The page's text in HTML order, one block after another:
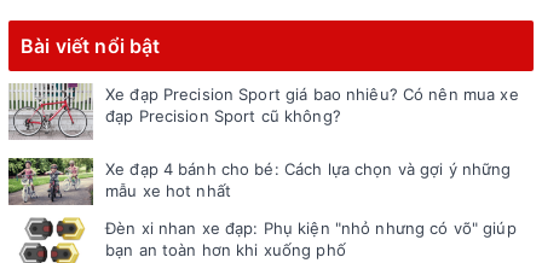
Bài viết nổi bật
Xe đạp Precision Sport giá bao nhiêu? Có nên mua xe
đạp Precision Sport cũ không?
Xe đạp 4 bánh cho bé: Cách lựa chọn và gợi ý những
mẫu xe hot nhất
Đèn xi nhan xe đạp: Phụ kiện "nhỏ nhưng có võ" giúp
bạn an toàn hơn khi xuống phố